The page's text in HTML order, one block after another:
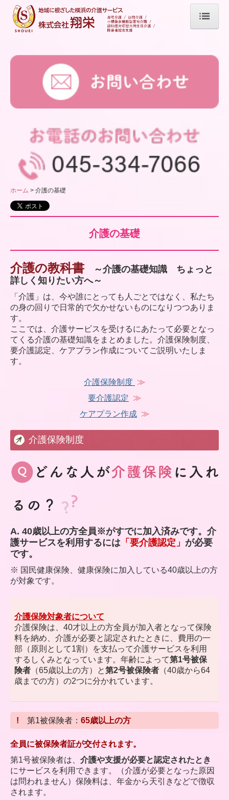
メープル上永谷館
メープル岡沢館
メープル仏向館
在宅支援センター薫(居宅介護,福祉用具)
メープル訪問介護
会社概要
ホーム 介護の基礎
介護の基礎
介護の教科書
～介護の基礎知識 ちょっと
詳しく知りたい方へ～
「介護」は、今や誰にとっても人ごとではなく、私たち
の身の回りで日常的で欠かせないものになりつつありま
す。
ここでは、介護サービスを受けるにあたって必要となっ
てくる介護の基礎知識をまとめました。介護保険制度、
要介護認定、ケアプラン作成についてご説明いたしま
す。
介護保険制度 ≫
要介護認定 ≫
ケアプラン作成 ≫
介護保険制度
A. 40歳以上の方全員※がすでに加入済みです。介
護サービスを利用するには 「要介護認定」 が必要
です。
※ 国民健康保険、健康保険に加入している40歳以上の方
が対象です。
介護保険対象者について
介護保険は、40才以上の方全員が加入者となって保険
料を納め、介護が必要と認定されたときに、費用の一
部（原則として1割）を支払って介護サービスを利用
するしくみとなっています。年齢によって第1号被保
険者 （65歳以上の方）と第2号被保険者 （40歳から64
歳までの方）の2つに分かれています。
! 第1被保険者： 65歳以上の方
全員に被保険者証が交付されます。
第1号被保険者は、 介護や支援が必要と認定されたとき
にサービスを利用できます。（介護が必要となった原因
は問われません）保険料は、年金から天引きなどで徴収
されます。